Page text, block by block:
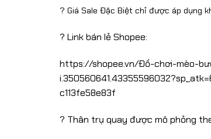
? Giá Sale Đặc Biệt chỉ được áp dụng
? Link bán lẻ Shopee:
https://shopee.vn/Đồ-chơi-mèo-
c113fe58e83f
? Thân trụ quay được mô phỏng